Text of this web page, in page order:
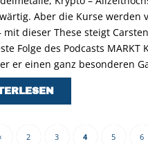
Aber die Kurse werden
mit dieser These steigt
Folge des Podcasts MARKT
er einen ganz besonderen
‹ 2 3 4 5 6